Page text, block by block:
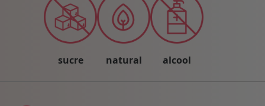
sucre natural alcool